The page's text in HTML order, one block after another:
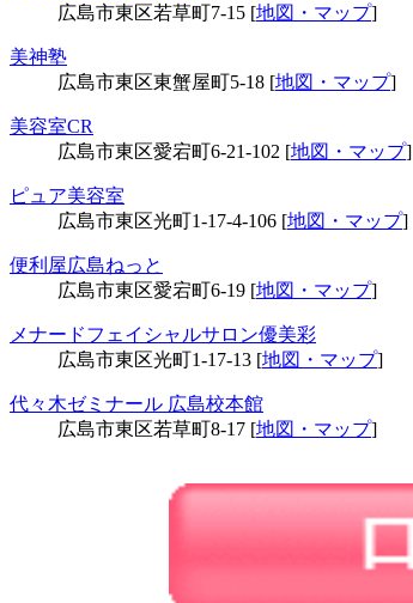
広島市東区若草町7-15 [地図・マップ]
美神塾
広島市東区東蟹屋町5-18 [地図・マップ]
美容室CR
広島市東区愛宕町6-21-102 [地図・マップ]
ピュア美容室
広島市東区光町1-17-4-106 [地図・マップ]
便利屋広島ねっと
広島市東区愛宕町6-19 [地図・マップ]
メナードフェイシャルサロン優美彩
広島市東区光町1-17-13 [地図・マップ]
代々木ゼミナール 広島校本館
広島市東区若草町8-17 [地図・マップ]